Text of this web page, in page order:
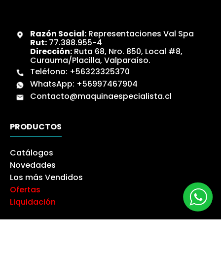
Razón Social:Representaciones Val Spa
Rut:77.388.955-4
Dirección:Ruta 68, Nro. 850, Local #8,
Curauma/Placilla, Valparaíso.
Teléfono: +56323325370
WhatsApp: +56997467904
Contacto@maquinaespecialista.cl
PRODUCTOS
Catálogos
Novedades
Los más Vendidos
Ofertas
Liquidación